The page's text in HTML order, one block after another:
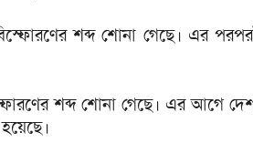
শব্দ শোনা গেছে। এর
শব্দ শোনা গেছে। এর আগে
হয়েছে।